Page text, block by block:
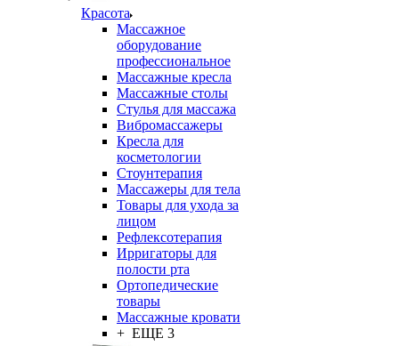
Красота
Массажное
оборудование
профессиональное
Массажные кресла
Массажные столы
Стулья для массажа
Вибромассажеры
Кресла для
косметологии
Стоунтерапия
Массажеры для тела
Товары для ухода за
лицом
Рефлексотерапия
Ирригаторы для
полости рта
Ортопедические
товары
Массажные кровати
+ ЕЩЕ 3